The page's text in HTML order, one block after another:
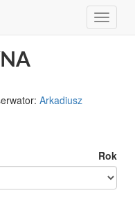
Toggle
Arkadiusz
Rok